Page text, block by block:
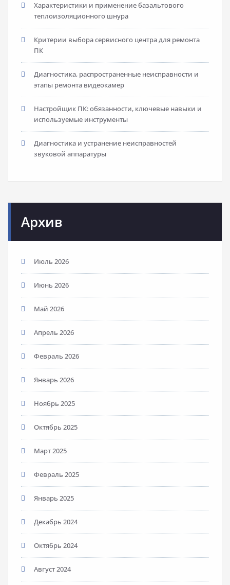
Характеристики и применение базальтового
теплоизоляционного шнура
Критерии выбора сервисного центра для ремонта
ПК
Диагностика, распространенные неисправности и
этапы ремонта видеокамер
Настройщик ПК: обязанности, ключевые навыки и
используемые инструменты
Диагностика и устранение неисправностей
звуковой аппаратуры
Архив
Июль 2026
Июнь 2026
Май 2026
Апрель 2026
Февраль 2026
Январь 2026
Ноябрь 2025
Октябрь 2025
Март 2025
Февраль 2025
Январь 2025
Декабрь 2024
Октябрь 2024
Август 2024